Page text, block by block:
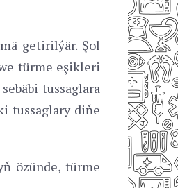
getirilýär. Şol
türme eşikleri
tussaglara
tussaglary diňe
özünde, türme